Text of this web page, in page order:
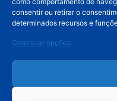
consentir ou retirar o
determinados recursos e
Gerenciar opções
+86-180-3192-9999